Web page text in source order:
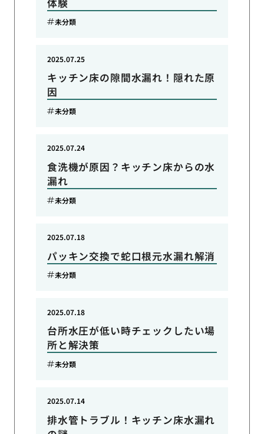
未分類
キッチン床の隙間水漏れ！隠れた原
因
2025.07.25
未分類
食洗機が原因？キッチン床からの水
漏れ
2025.07.24
未分類
パッキン交換で蛇口根元水漏れ解消
2025.07.18
未分類
台所水圧が低い時チェックしたい場
所と解決策
2025.07.18
未分類
排水管トラブル！キッチン床水漏れ
2025.07.14